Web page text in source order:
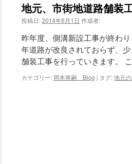
ン
ス
地元、市街地道路舗装工
投稿日:2014年6月1日 作成者:
昨年度、側溝新設工事が終わ
年道路が改良されておらず、
舗装工事を行っていきます。
カテゴリー: 岡本将嗣 Blog | タグ:地元